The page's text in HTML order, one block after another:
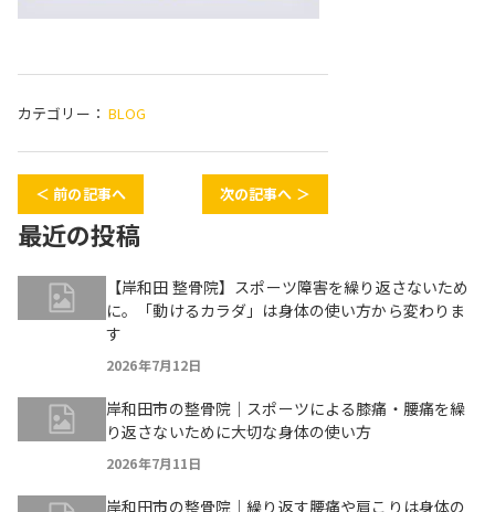
カテゴリー： BLOG
＜ 前の記事へ 次の記事へ ＞
最近の投稿
【岸和田 整骨院】スポーツ障害を繰り返さないため
に。「動けるカラダ」は身体の使い方から変わりま
す
2026年7月12日
岸和田市の整骨院｜スポーツによる膝痛・腰痛を繰
り返さないために大切な身体の使い方
2026年7月11日
岸和田市の整骨院｜繰り返す腰痛や肩こりは身体の